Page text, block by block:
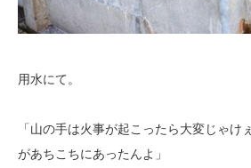
用水にて。
「山の手は火事が起こったら大変じゃけ
があちこちにあったんよ」